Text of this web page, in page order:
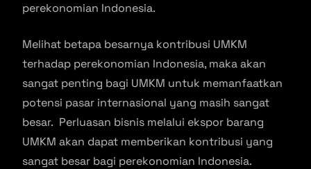
perekonomian Indonesia.
Melihat betapa besarnya kontribusi UMKM
terhadap perekonomian Indonesia, maka akan
sangat penting bagi UMKM untuk memanfaatkan
potensi pasar internasional yang masih sangat
besar. Perluasan bisnis melalui ekspor barang
UMKM akan dapat memberikan kontribusi yang
sangat besar bagi perekonomian Indonesia.